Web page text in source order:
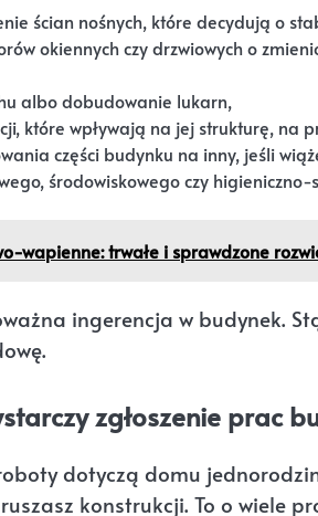
ścian nośnych, które decydują o
okiennych czy drzwiowych o
albo dobudowanie lukarn,
które wpływają na jej strukturę, na
części budynku na inny, jeśli
środowiskowego czy
wapienne: trwałe i sprawdzone
ingerencja w budynek.
zgłoszenie prac
dotyczą domu
konstrukcji. To o wiele